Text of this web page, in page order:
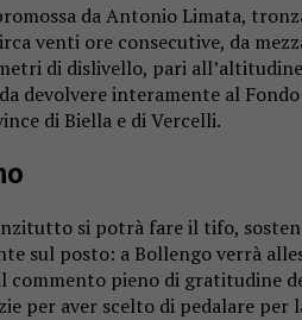
da Antonio Limata,
venti ore consecutive, da
di dislivello, pari
devolvere interamente al
di Biella e di Vercelli.
si potrà fare il tifo,
sul posto: a Bollengo verrà
pieno di gratitudine
per aver scelto di pedalare per